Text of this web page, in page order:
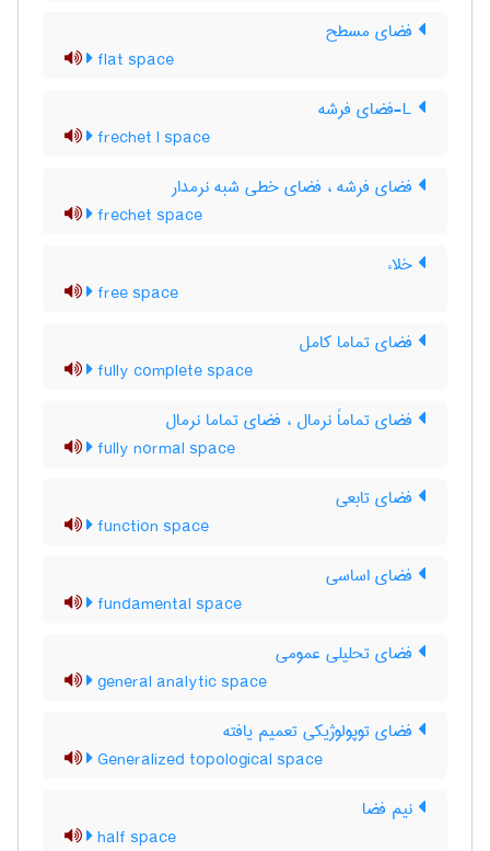
فضای مسطح
flat space
frechet l space
فضای فرشه ، فضای خطی شبه نرمدار
frechet space
خلاء
free space
فضای تماما کامل
fully complete space
فضای تماماً نرمال ، فضای تماما نرمال
fully normal space
فضای تابعی
function space
فضای اساسی
fundamental space
فضای تحلیلی عمومی
general analytic space
فضای توپولوژیکی تعمیم یافته
Generalized topological space
نیم فضا
half space